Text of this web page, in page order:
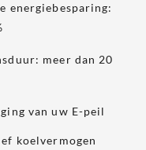
energiebesparing:
meer dan 20
van uw E-peil
koelvermogen